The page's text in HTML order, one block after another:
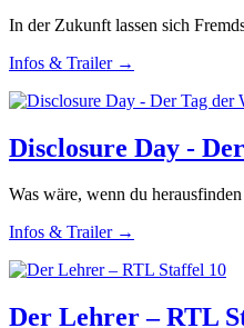
In der Zukunft lassen sich
Infos & Trailer →
Disclosure Day -
Was wäre, wenn du
Infos & Trailer →
Der Lehrer – RTL